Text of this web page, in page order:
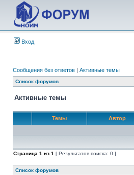
Вход
Сообщения без ответов | Активные темы
Список форумов
Активные темы
Темы Автор
Страница 1 из 1 [ Результатов поиска: 0 ]
Список форумов